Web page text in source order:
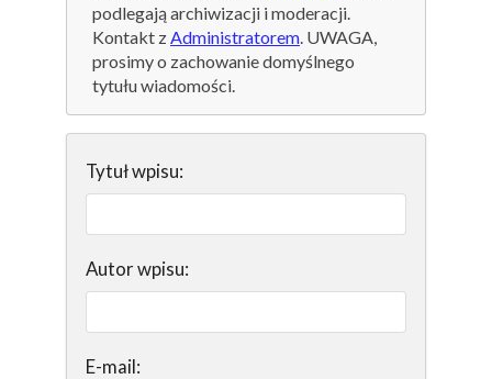
podlegają archiwizacji i moderacji.
Kontakt zAdministratorem. UWAGA,
prosimy o zachowanie domyślnego
tytułu wiadomości.
Tytuł wpisu:
Autor wpisu:
E-mail: